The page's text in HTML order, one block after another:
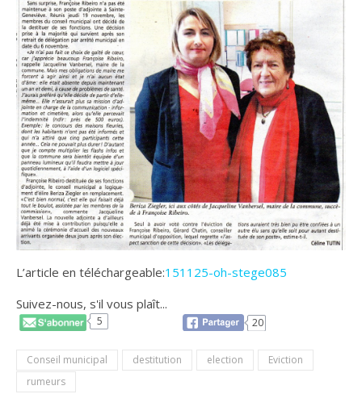
L’article en téléchargeable:151125-oh-stege085
Suivez-nous, s'il vous plaît...
5 20
Conseil municipal destitution election
Eviction
rumeurs